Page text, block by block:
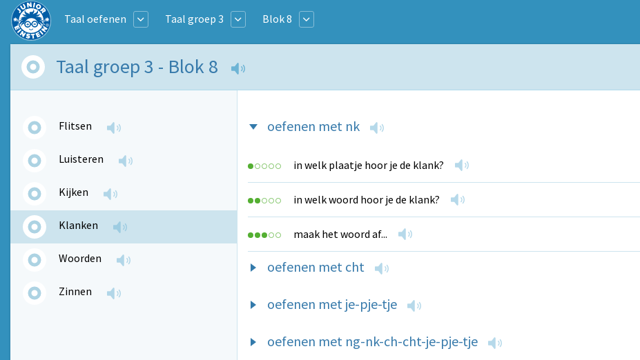
Taal oefenen Taal groep 3 Blok 8
Taal groep 3 - Blok 8
Flitsen
Luisteren
Kijken
Klanken
Woorden
Zinnen
oefenen met nk
in welk plaatje hoor je de klank?
in welk woord hoor je de klank?
maak het woord af...
oefenen met cht
oefenen met je-pje-tje
oefenen met ng-nk-ch-cht-je-pje-tje